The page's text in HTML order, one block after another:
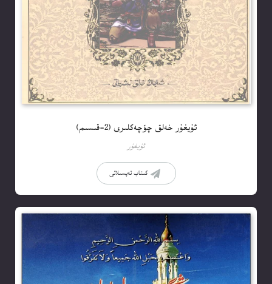
ئۇيغۇر خەلق چۆچەكلىرى (2-قىسىم)
ئۇيغۇر
كىتاب تەپسىلاتى